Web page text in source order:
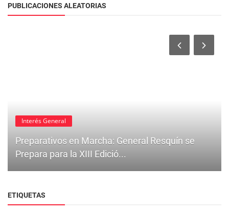
PUBLICACIONES ALEATORIAS
Interés General
Preparativos en Marcha: General Resquín se
Prepara para la XIII Edició...
ETIQUETAS